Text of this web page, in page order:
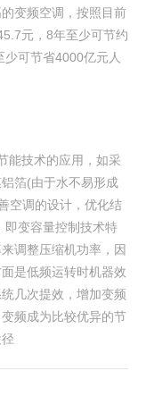
变频空调，按照目前
元，8年至少可节约
可节省4000亿元人
能技术的应用，如采
箔(由于水不易形成
空调的设计，优化结
即变容量控制技术特
调整压缩机功率，因
是低频运转时机器效
几次提效，增加变频
频成为比较优异的节